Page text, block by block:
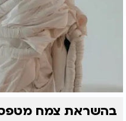
בהשראת צמח